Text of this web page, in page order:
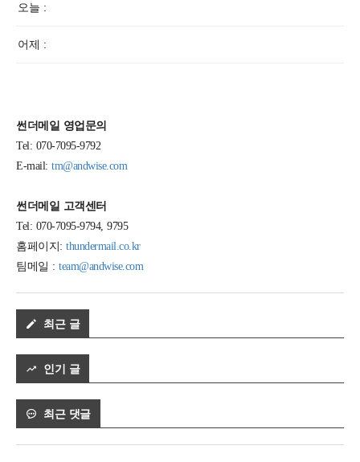
오늘 :
어제 :
썬더메일 영업문의
Tel: 070-7095-9792
E-mail: tm@andwise.com
썬더메일 고객센터
Tel: 070-7095-9794, 9795
홈페이지: thundermail.co.kr
팀메일 : team@andwise.com
최근 글
인기 글
최근 댓글